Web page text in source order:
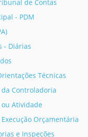
de Contas
- PDM
- Diárias
Técnicas
Controladoria
Atividade
Orçamentária
e Inspeções